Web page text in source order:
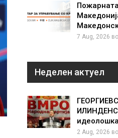
7 Aug, 2026
Неделен актуел
2 Aug, 2026